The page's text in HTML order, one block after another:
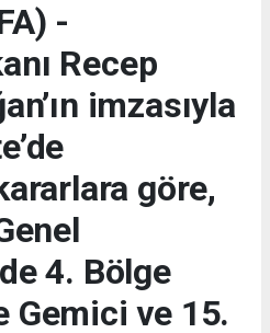
-
Recep
imzasıyla
göre,
4. Bölge
Gemici ve 15.